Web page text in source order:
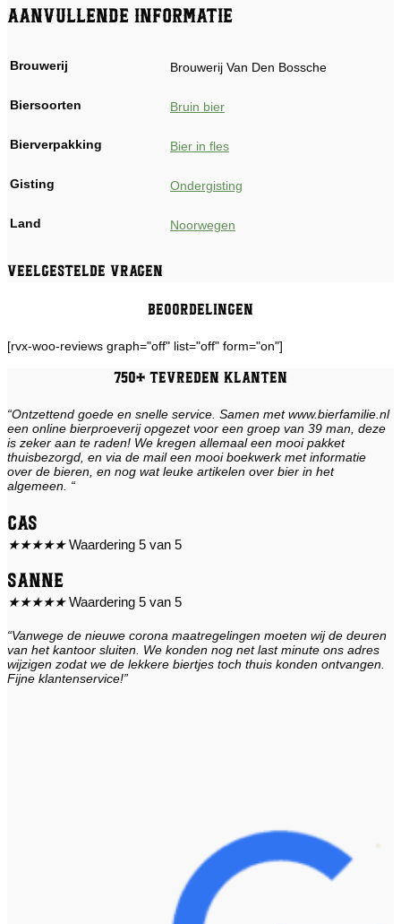
Aanvullende informatie
Brouwerij Brouwerij Van Den Bossche
Biersoorten Bruin bier
Bierverpakking Bier in fles
Gisting Ondergisting
Land Noorwegen
Veelgestelde vragen
Beoordelingen
[rvx-woo-reviews graph="off" list="off" form="on"]
750+ tevreden klanten
“Ontzettend goede en snelle service. Samen met www.bierfamilie.nl
een online bierproeverij opgezet voor een groep van 39 man, deze
is zeker aan te raden! We kregen allemaal een mooi pakket
thuisbezorgd, en via de mail een mooi boekwerk met informatie
over de bieren, en nog wat leuke artikelen over bier in het
algemeen. “
Cas
★★★★★ Waardering 5 van 5
Sanne
★★★★★ Waardering 5 van 5
“Vanwege de nieuwe corona maatregelingen moeten wij de deuren
van het kantoor sluiten. We konden nog net last minute ons adres
wijzigen zodat we de lekkere biertjes toch thuis konden ontvangen.
Fijne klantenservice!”